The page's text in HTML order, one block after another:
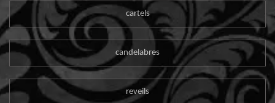
cartels
candelabres
reveils